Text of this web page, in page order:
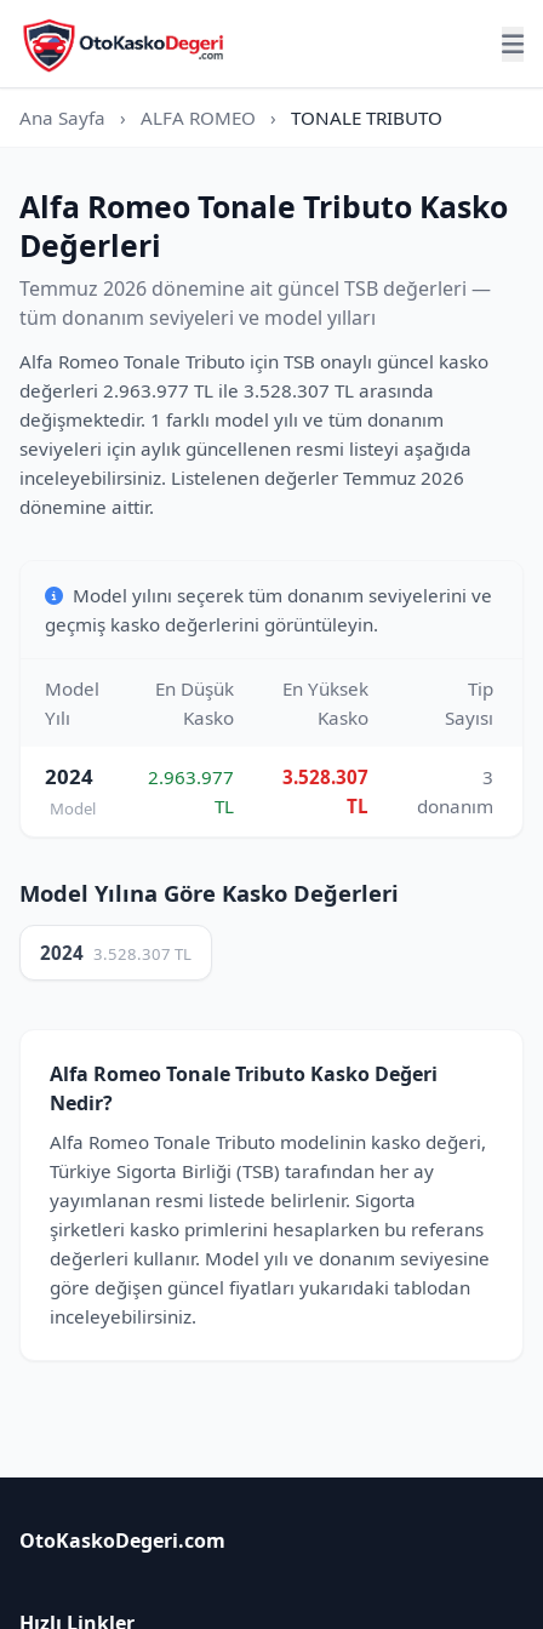
Ana Sayfa › ALFA ROMEO › TONALE TRIBUTO
Alfa Romeo Tonale Tributo Kasko
Değerleri
Temmuz 2026 dönemine ait güncel TSB değerleri —
tüm donanım seviyeleri ve model yılları
Alfa Romeo Tonale Tributo için TSB onaylı güncel kasko
değerleri 2.963.977 TL ile 3.528.307 TL arasında
değişmektedir. 1 farklı model yılı ve tüm donanım
seviyeleri için aylık güncellenen resmi listeyi aşağıda
inceleyebilirsiniz. Listelenen değerler Temmuz 2026
dönemine aittir.
Model yılını seçerek tüm donanım seviyelerini ve
geçmiş kasko değerlerini görüntüleyin.
Model
Yılı
En Düşük
Kasko
En Yüksek
Kasko
Tip
Sayısı
2024
Model
2.963.977
TL
3.528.307
TL
3
donanım
Model Yılına Göre Kasko Değerleri
2024 3.528.307 TL
Alfa Romeo Tonale Tributo Kasko Değeri
Nedir?
Alfa Romeo Tonale Tributo modelinin kasko değeri,
Türkiye Sigorta Birliği (TSB) tarafından her ay
yayımlanan resmi listede belirlenir. Sigorta
şirketleri kasko primlerini hesaplarken bu referans
değerleri kullanır. Model yılı ve donanım seviyesine
göre değişen güncel fiyatları yukarıdaki tablodan
inceleyebilirsiniz.
OtoKaskoDegeri.com
Hızlı Linkler